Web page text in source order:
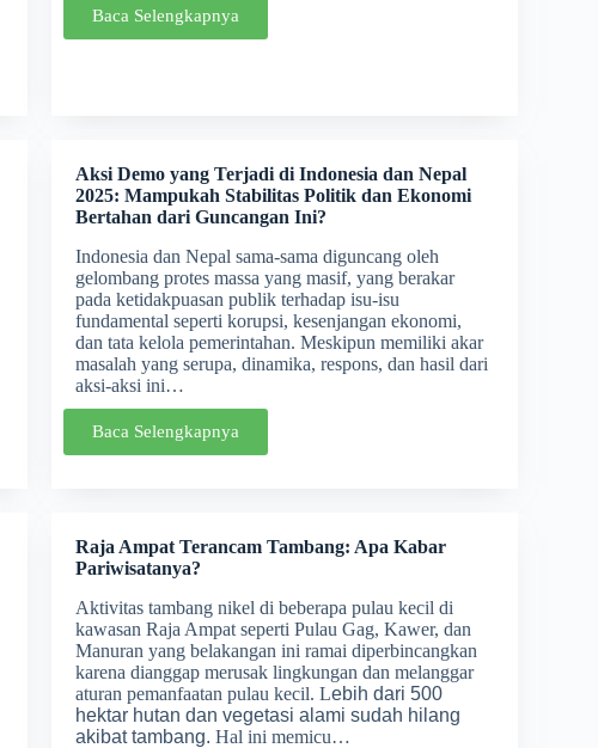
Baca Selengkapnya
Aksi Demo yang Terjadi di Indonesia dan Nepal
2025: Mampukah Stabilitas Politik dan Ekonomi
Bertahan dari Guncangan Ini?
Indonesia dan Nepal sama-sama diguncang oleh
gelombang protes massa yang masif, yang berakar
pada ketidakpuasan publik terhadap isu-isu
fundamental seperti korupsi, kesenjangan ekonomi,
dan tata kelola pemerintahan. Meskipun memiliki akar
masalah yang serupa, dinamika, respons, dan hasil dari
aksi-aksi ini…
Baca Selengkapnya
Raja Ampat Terancam Tambang: Apa Kabar
Pariwisatanya?
Aktivitas tambang nikel di beberapa pulau kecil di
kawasan Raja Ampat seperti Pulau Gag, Kawer, dan
Manuran yang belakangan ini ramai diperbincangkan
karena dianggap merusak lingkungan dan melanggar
aturan pemanfaatan pulau kecil. Lebih dari 500
hektar hutan dan vegetasi alami sudah hilang
akibat tambang. Hal ini memicu…